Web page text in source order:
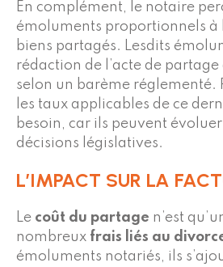
En complément, le notaire
émoluments proportionnels à
biens partagés. Lesdits
rédaction de l’acte de partage
selon un barème réglementé.
les taux applicables de ce
besoin, car ils peuvent
décisions législatives.
L’IMPACT SUR LA
Le coût du partage n’est
nombreux frais liés au
émoluments notariés, ils